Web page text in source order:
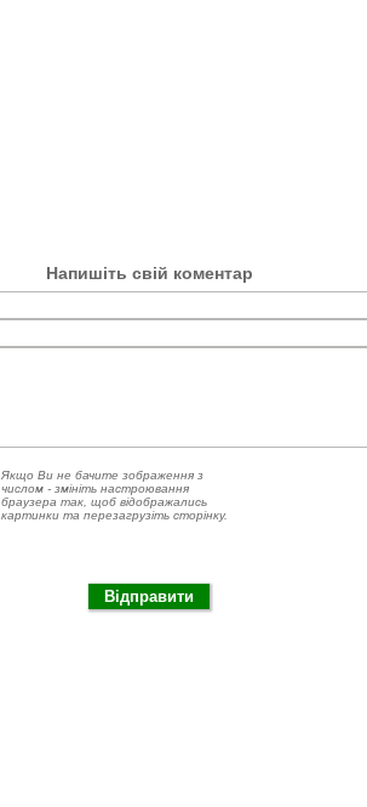
Напишіть свій коментар
Якщо Ви не бачите зображення з
числом - змініть настроювання
браузера так, щоб відображались
картинки та перезагрузіть сторінку.